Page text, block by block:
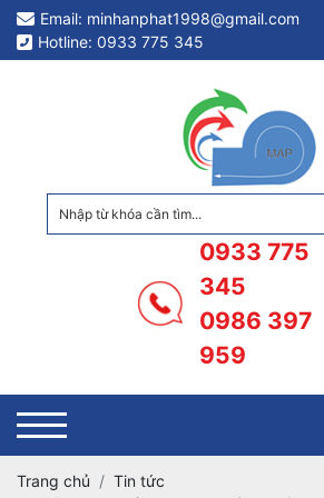
Email: minhanphat1998@gmail.com
Hotline: 0933 775 345
0933 775
345
0986 397
959
Trang chủ
Tin tức